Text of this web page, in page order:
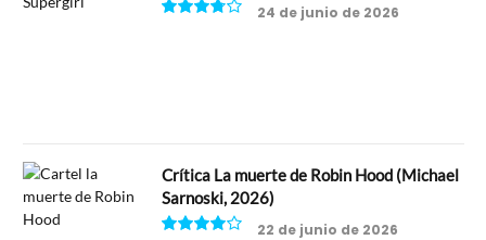
24 de junio de 2026
Crítica La muerte de Robin Hood (Michael
Sarnoski, 2026)
22 de junio de 2026